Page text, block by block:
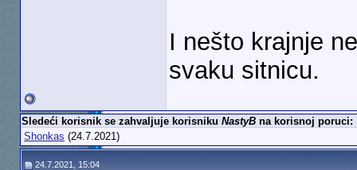
I nešto krajnje
svaku sitnicu.
Sledeći korisnik se zahvaljuje korisniku NastyBna korisnoj poruci:
Shonkas (24.7.2021)
24.7.2021, 15:04